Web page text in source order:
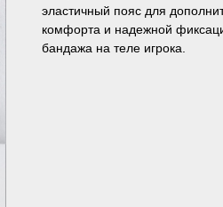
эластичный пояс для
комфорта и надежной
бандажа на теле игрока.